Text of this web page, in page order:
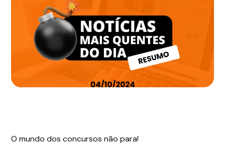
O mundo dos concursos não para!